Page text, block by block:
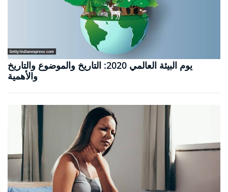
يوم البيئة العالمي 2020: التاريخ والموضوع والتاريخ
والأهمية